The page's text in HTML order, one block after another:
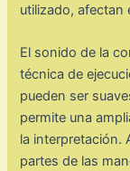
utilizado, afectan
El sonido de la
técnica de
pueden ser
permite una
la interpretación.
partes de las